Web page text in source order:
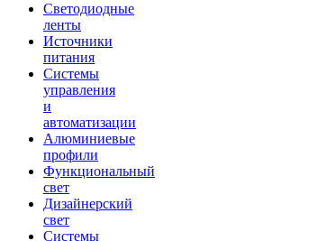
Светодиодные
ленты
Источники
питания
Системы
управления
и
автоматизации
Алюминиевые
профили
Функциональный
свет
Дизайнерский
свет
Системы